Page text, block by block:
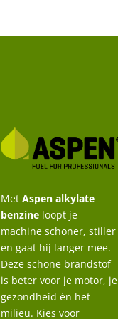
Met Aspen alkylate
benzineloopt je
machine schoner, stiller
en gaat hij langer mee.
Deze schone brandstof
is beter voor je motor, je
gezondheid én het
milieu. Kies voor